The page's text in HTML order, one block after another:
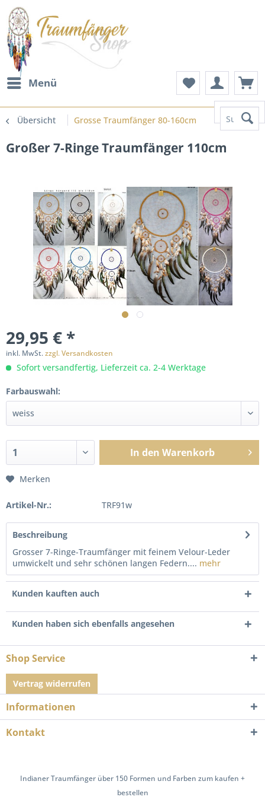
Menü
Suchen
Übersicht Grosse Traumfänger 80-160cm
Großer 7-Ringe Traumfänger 110cm
29,95 € *
inkl. MwSt.zzgl. Versandkosten
Sofort versandfertig, Lieferzeit ca. 2-4 Werktage
Farbauswahl:
In den Warenkorb
Merken
Artikel-Nr.: TRF91w
Beschreibung
Grosser 7-Ringe-Traumfänger mit feinem Velour-Leder
umwickelt und sehr schönen langen Federn.... mehr
Kunden kauften auch
Kunden haben sich ebenfalls angesehen
Shop Service
Vertrag widerrufen
Informationen
Kontakt
Indianer Traumfänger über 150 Formen und Farben zum kaufen +
bestellen